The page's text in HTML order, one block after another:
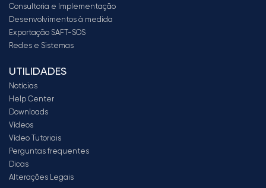
Consultoria e Implementação
Desenvolvimentos à medida
Exportação SAFT-SOS
Redes e Sistemas
UTILIDADES
Notícias
Help Center
Downloads
Vídeos
Vídeo Tutoriais
Perguntas frequentes
Dicas
Alterações Legais